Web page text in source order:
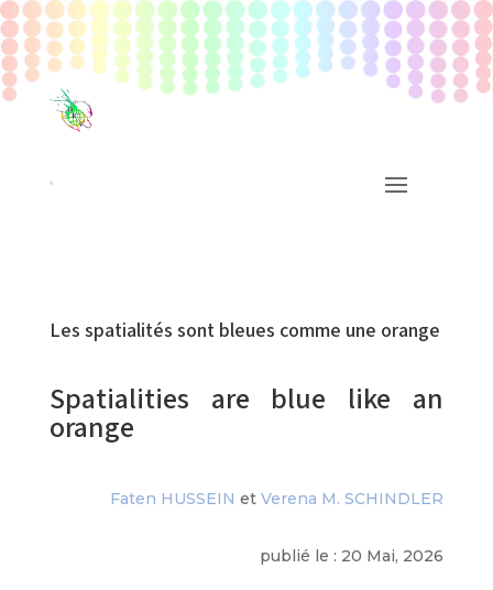
Les spatialités sont bleues comme une orange
Spatialities are blue like an
orange
Faten HUSSEIN etVerena M. SCHINDLER
publié le : 20 Mai, 2026